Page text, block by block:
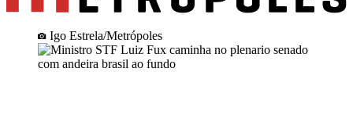
Igo Estrela/Metrópoles